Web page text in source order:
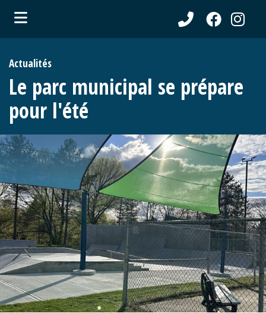
(Citoyens )
(Entreprises )
(Loisirs )
(Tourisme )
Actualités
Le parc municipal se prépare
pour l'été